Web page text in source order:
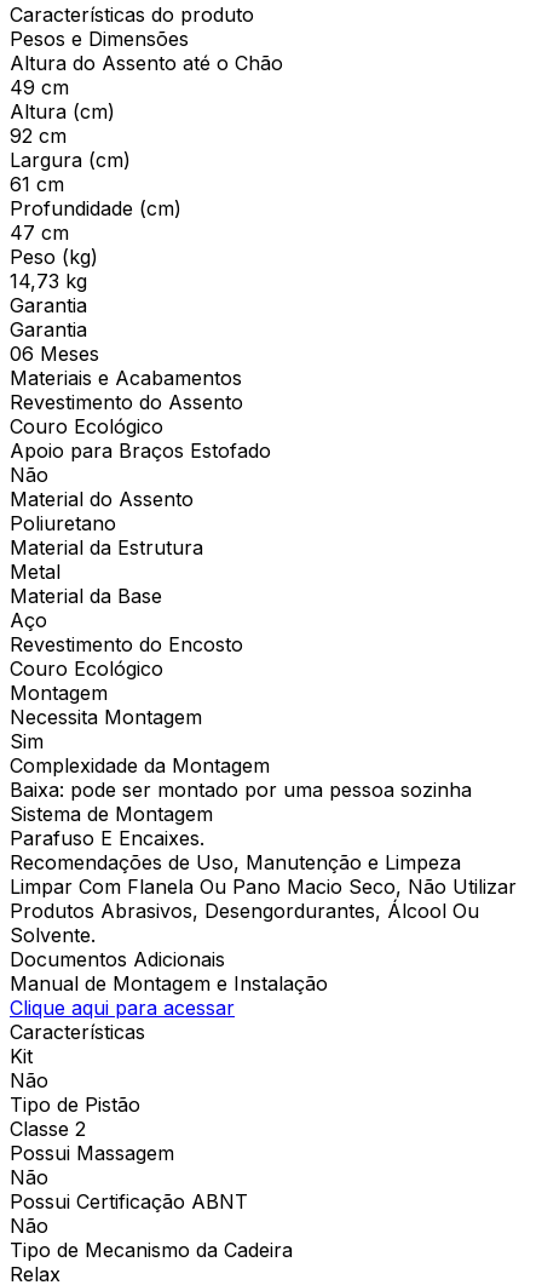
Características do produto
Pesos e Dimensões
Altura do Assento até o Chão
49 cm
Altura (cm)
92 cm
Largura (cm)
61 cm
Profundidade (cm)
47 cm
Peso (kg)
14,73 kg
Garantia
Garantia
06 Meses
Materiais e Acabamentos
Revestimento do Assento
Couro Ecológico
Apoio para Braços Estofado
Não
Material do Assento
Poliuretano
Material da Estrutura
Metal
Material da Base
Aço
Revestimento do Encosto
Couro Ecológico
Montagem
Necessita Montagem
Sim
Complexidade da Montagem
Baixa: pode ser montado por uma pessoa sozinha
Sistema de Montagem
Parafuso E Encaixes.
Recomendações de Uso, Manutenção e Limpeza
Limpar Com Flanela Ou Pano Macio Seco, Não Utilizar
Produtos Abrasivos, Desengordurantes, Álcool Ou
Solvente.
Documentos Adicionais
Manual de Montagem e Instalação
Clique aqui para acessar
Características
Kit
Não
Tipo de Pistão
Classe 2
Possui Massagem
Não
Possui Certificação ABNT
Não
Tipo de Mecanismo da Cadeira
Relax